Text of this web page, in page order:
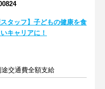
スタッフ】子どもの健康を食
キャリアに！
交通費全額支給